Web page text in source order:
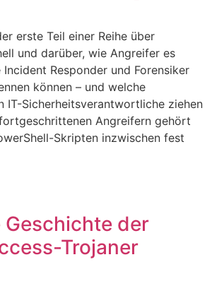
erste Teil einer Reihe über
und darüber, wie Angreifer es
Responder und Forensiker
können – und welche
IT-Sicherheitsverantwortliche ziehen
Angreifern gehört
Skripten inzwischen fest
Geschichte der
Trojaner